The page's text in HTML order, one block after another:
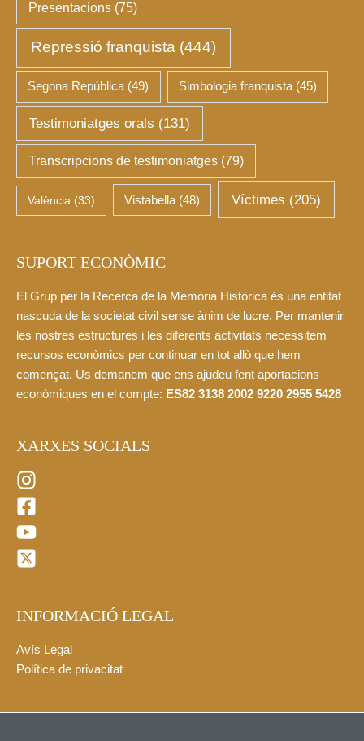
Presentacions (75)
Repressió franquista(444)
Segona República(49) Simbologia franquista(45)
Testimoniatges orals (131)
Transcripcions de testimoniatges (79)
València (33) Vistabella(48) Víctimes (205)
SUPORT ECONÒMIC
El Grup per la Recerca de la Memòria Històrica és una entitat
nascuda de la societat civil sense ànim de lucre. Per mantenir
les nostres estructures i les diferents activitats necessitem
recursos econòmics per continuar en tot allò que hem
començat. Us demanem que ens ajudeu fent aportacions
econòmiques en el compte: ES82 3138 2002 9220 2955 5428
XARXES SOCIALS
INFORMACIÓ LEGAL
Avís Legal
Política de privacitat